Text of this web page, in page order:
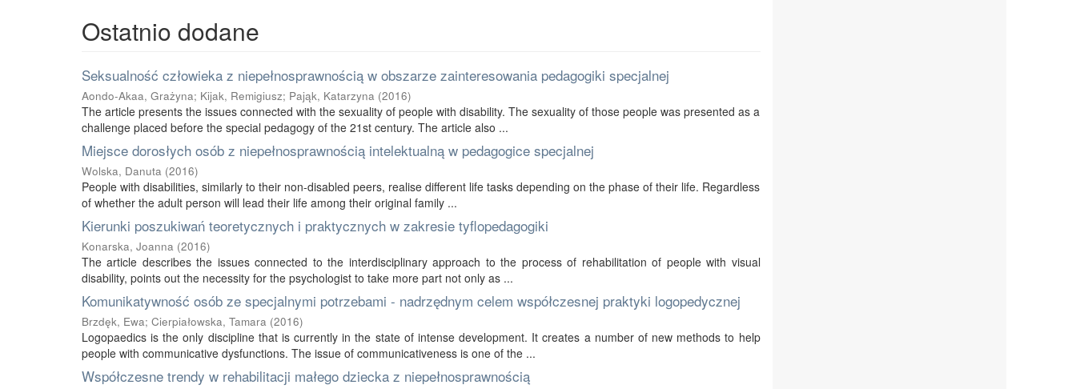
Ostatnio dodane
Seksualność człowieka z niepełnosprawnością w obszarze zainteresowania pedagogiki specjalnej
Aondo-Akaa, Grażyna; Kijak, Remigiusz; Pająk, Katarzyna (2016)
The article presents the issues connected with the sexuality of people with disability. The sexuality of those people was presented as a
challenge placed before the special pedagogy of the 21st century. The article also ...
Miejsce dorosłych osób z niepełnosprawnością intelektualną w pedagogice specjalnej
Wolska, Danuta (2016)
People with disabilities, similarly to their non-disabled peers, realise different life tasks depending on the phase of their life. Regardless
of whether the adult person will lead their life among their original family ...
Kierunki poszukiwań teoretycznych i praktycznych w zakresie tyflopedagogiki
Konarska, Joanna (2016)
The article describes the issues connected to the interdisciplinary approach to the process of rehabilitation of people with visual
disability, points out the necessity for the psychologist to take more part not only as ...
Komunikatywność osób ze specjalnymi potrzebami - nadrzędnym celem współczesnej praktyki logopedycznej
Brzdęk, Ewa; Cierpiałowska, Tamara (2016)
Logopaedics is the only discipline that is currently in the state of intense development. It creates a number of new methods to help
people with communicative dysfunctions. The issue of communicativeness is one of the ...
Współczesne trendy w rehabilitacji małego dziecka z niepełnosprawnością